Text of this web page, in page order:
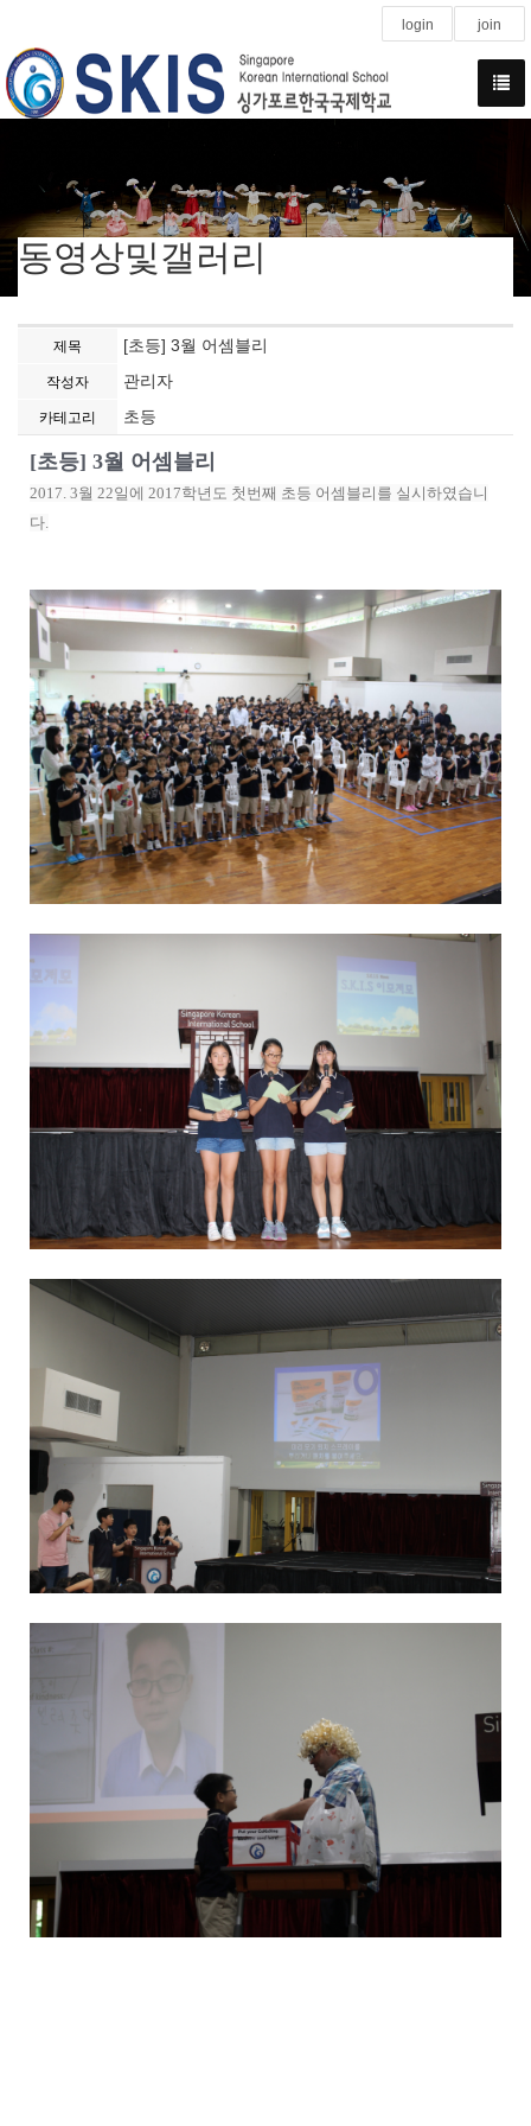
login join
동영상및갤러리
제목 [초등] 3월 어셈블리
작성자 관리자
카테고리 초등
[초등] 3월 어셈블리
2017. 3월 22일에 2017학년도 첫번째 초등 어셈블리를 실시하였습니
다.